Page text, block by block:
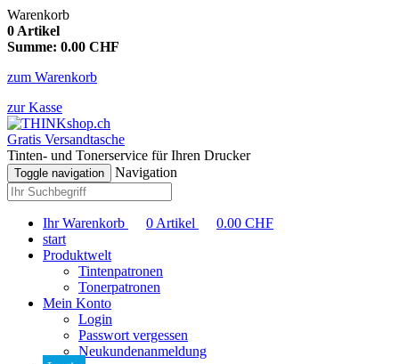
Warenkorb
0 Artikel
Summe: 0.00 CHF
zum Warenkorb
zur Kasse
Gratis Versandtasche
Tinten- und Tonerservice für Ihren Drucker
Toggle navigation Navigation
Ihr Warenkorb 0 Artikel 0.00 CHF
start
Produktwelt
Tintenpatronen
Tonerpatronen
Mein Konto
Login
Passwort vergessen
Neukundenanmeldung